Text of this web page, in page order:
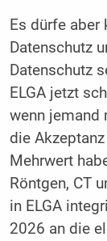
Es dürfe
Datenschutz
Datenschutz
ELGA jetzt
wenn jemand
die
Mehrwert
Röntgen, CT
in ELGA
2026 an die